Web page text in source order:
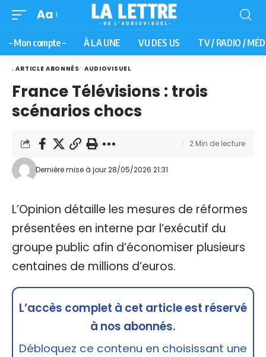
Aa
– Mon compte – À LA UNE VU DES US TV / RADIO /
. ARTICLE ABONNÉS AUDIOVISUEL
France Télévisions : trois
scénarios chocs
Dernière mise à jour 28/05/2026 21:31
2 Min de lecture
L’Opinion détaille les mesures de réformes
présentées en interne par l’exécutif du
groupe public afin d’économiser plusieurs
centaines de millions d’euros.
L’accès complet à cet article est réservé
à nos abonnés.
Débloquez ce contenu en choisissant une